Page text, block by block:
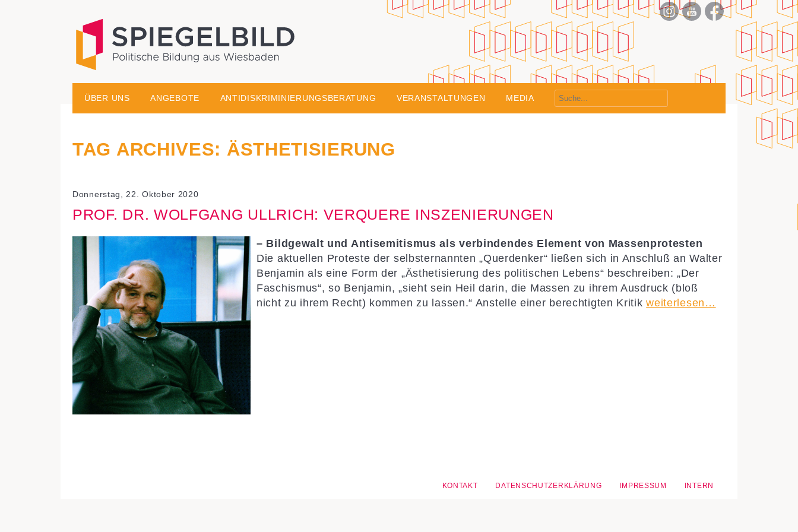
Spiegelbild – Politische Bildung aus Wiesbaden
Skip to content
ÜBER UNS ANGEBOTE ANTIDISKRIMINIERUNGSBERATUNG VERANSTALTUNGEN MEDIA
TAG ARCHIVES: ÄSTHETISIERUNG
Donnerstag, 22. Oktober 2020
PROF. DR. WOLFGANG ULLRICH: VERQUERE INSZENIERUNGEN
– Bildgewalt und Antisemitismus als verbindendes Element von Massenprotesten
Die aktuellen Proteste der selbsternannten „Querdenker“ ließen sich in Anschluß an Walter
Benjamin als eine Form der „Ästhetisierung des politischen Lebens“ beschreiben: „Der
Faschismus“, so Benjamin, „sieht sein Heil darin, die Massen zu ihrem Ausdruck (bloß
nicht zu ihrem Recht) kommen zu lassen.“ Anstelle einer berechtigten Kritikweiterlesen…
INTERN
IMPRESSUM
DATENSCHUTZERKLÄRUNG
KONTAKT